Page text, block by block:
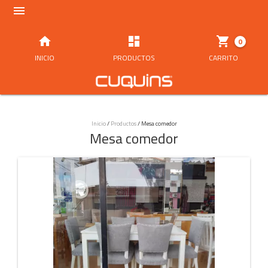


INICIO

PRODUCTOS
0

CARRITO
Inicio/ Productos/ Mesa comedor
Mesa comedor